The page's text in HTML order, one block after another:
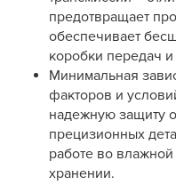
предотвращает
обеспечивает
коробки передач
Минимальная
факторов и
надежную защиту
прецизионных
работе во
хранении.